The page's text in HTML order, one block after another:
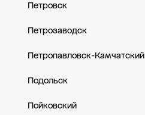
Петровск
Петрозаводск
Петропавловск-Камчатский
Подольск
Пойковский